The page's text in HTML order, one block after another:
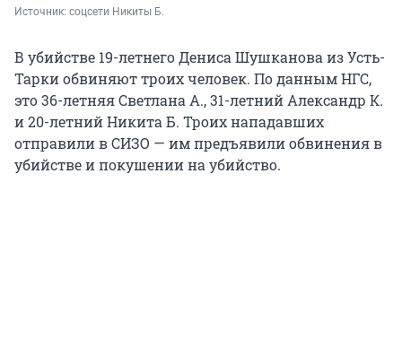
Источник: соцсети Никиты Б.
В убийстве 19-летнего Дениса Шушканова из Усть-
Тарки обвиняют троих человек. По данным НГС,
это 36-летняя Светлана А., 31-летний Александр К.
и 20-летний Никита Б. Троих нападавших
отправили в СИЗО — им предъявили обвинения в
убийстве и покушении на убийство.